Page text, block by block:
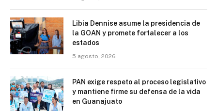
Libia Dennise asume la presidencia de
la GOAN y promete fortalecer a los
estados
5 agosto, 2026
PAN exige respeto al proceso legislativo
y mantiene firme su defensa de la vida
en Guanajuato